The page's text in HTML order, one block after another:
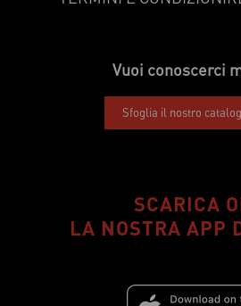
Vuoi conoscerci
Sfoglia il nostro
SCARICA
LA NOSTRA APP